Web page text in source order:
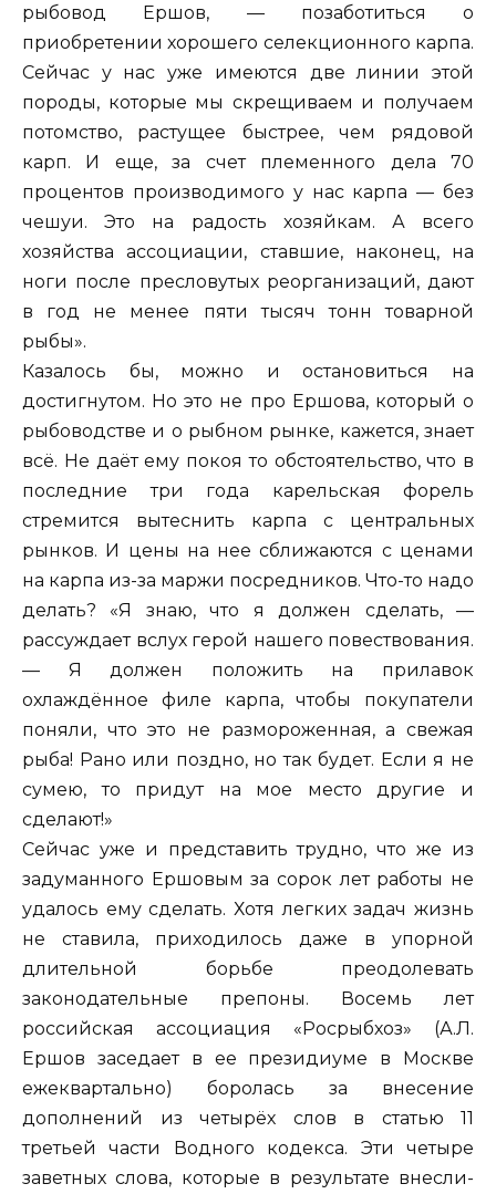
рыбовод Ершов, — позаботиться о
приобретении хорошего селекционного карпа.
Сейчас у нас уже имеются две линии этой
породы, которые мы скрещиваем и получаем
потомство, растущее быстрее, чем рядовой
карп. И еще, за счет племенного дела 70
процентов производимого у нас карпа — без
чешуи. Это на радость хозяйкам. А всего
хозяйства ассоциации, ставшие, наконец, на
ноги после пресловутых реорганизаций, дают
в год не менее пяти тысяч тонн товарной
рыбы».
Казалось бы, можно и остановиться на
достигнутом. Но это не про Ершова, который о
рыбоводстве и о рыбном рынке, кажется, знает
всё. Не даёт ему покоя то обстоятельство, что в
последние три года карельская форель
стремится вытеснить карпа с центральных
рынков. И цены на нее сближаются с ценами
на карпа из-за маржи посредников. Что-то надо
делать? «Я знаю, что я должен сделать, —
рассуждает вслух герой нашего повествования.
— Я должен положить на прилавок
охлаждённое филе карпа, чтобы покупатели
поняли, что это не размороженная, а свежая
рыба! Рано или поздно, но так будет. Если я не
сумею, то придут на мое место другие и
сделают!»
Сейчас уже и представить трудно, что же из
задуманного Ершовым за сорок лет работы не
удалось ему сделать. Хотя легких задач жизнь
не ставила, приходилось даже в упорной
длительной борьбе преодолевать
законодательные препоны. Восемь лет
российская ассоциация «Росрыбхоз» (А.Л.
Ершов заседает в ее президиуме в Москве
ежеквартально) боролась за внесение
дополнений из четырёх слов в статью 11
третьей части Водного кодекса. Эти четыре
заветных слова, которые в результате внесли-